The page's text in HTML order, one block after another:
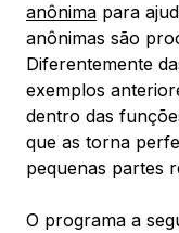
anônima para
anônimas são
Diferentemente
exemplos
dentro das
que as torna
pequenas partes
O programa a